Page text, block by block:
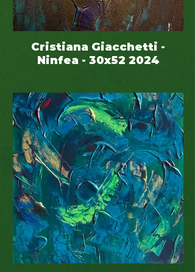
Cristiana Giacchetti -
Ninfea - 30x52 2024